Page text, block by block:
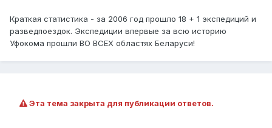
Краткая статистика - за 2006 год прошло 18 + 1 экспедиций и
разведпоездок. Экспедиции впервые за всю историю
Уфокома прошли ВО ВСЕХ областях Беларуси!
Эта тема закрыта для публикации ответов.